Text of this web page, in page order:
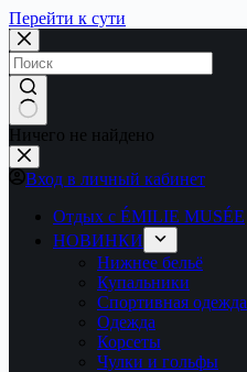
Перейти к сути
Ничего не найдено
Вход в личный кабинет
Отдых с ÉMILIE MUSÉE
НОВИНКИ
Нижнее бельё
Купальники
Спортивная одежда
Одежда
Корсеты
Чулки и гольфы